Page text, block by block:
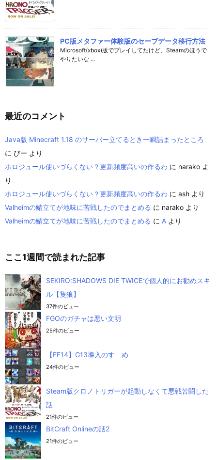
PC版メタファー体験版のセーブデータ移行方法
Microsoft(xbox)版でプレイしてたけど、Steamのほうで
やりたいな ...
最近のコメント
Java版 Minecraft 1.18 のサーバー立てるとき一瞬詰まったところ
に びー より
ホロジュール使いづらくない？更新頻度高いの作るわ に narako よ
り
ホロジュール使いづらくない？更新頻度高いの作るわ に ash より
Valheimの鯖立てが地味に苦戦したのでまとめる に narako より
Valheimの鯖立てが地味に苦戦したのでまとめる に A より
ここ1週間で読まれた記事
SEKIRO:SHADOWS DIE TWICEで個人的にお勧めスキ
ル【隻狼】
37件のビュー
FGOのガチャは悪い文明
25件のビュー
【FF14】G13導入のすゝめ
24件のビュー
Steam版クロノトリガーが起動しなくて悪戦苦闘した
話
21件のビュー
BitCraft Onlineの話2
21件のビュー